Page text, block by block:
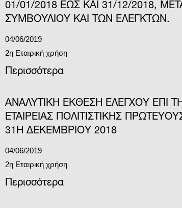
01/01/2018 ΕΩΣ ΚΑΙ 31/12/2018,
ΣΥΜΒΟΥΛΙΟΥ ΚΑΙ ΤΩΝ ΕΛΕΓΚΤΩΝ.
04/06/2019
2η Εταιρική χρήση
Περισσότερα
ΑΝΑΛΥΤΙΚΗ ΕΚΘΕΣΗ ΕΛΕΓΧΟΥ ΕΠΙ
ΕΤΑΙΡΕΙΑΣ ΠΟΛΙΤΙΣΤΙΚΗΣ
31Η ΔΕΚΕΜΒΡΙΟΥ 2018
04/06/2019
2η Εταιρική χρήση
Περισσότερα